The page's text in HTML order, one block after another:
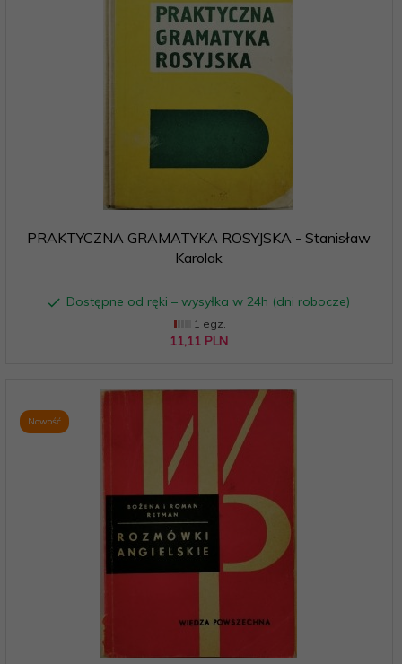
PRAKTYCZNA GRAMATYKA ROSYJSKA - Stanisław
Karolak
Dostępne od ręki – wysyłka w 24h (dni robocze)
1 egz.
11,11 PLN
Nowość